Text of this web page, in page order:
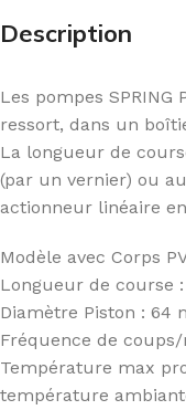
Description
Les pompes
ressort, dans un
La longueur de
(par un vernier) ou
actionneur linéaire
Modèle avec Corps
Longueur de course
Diamètre Piston : 64
Fréquence de
Température max
température